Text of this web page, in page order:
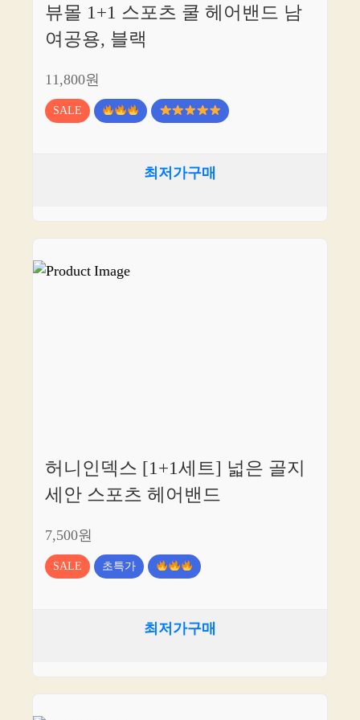
뷰몰 1+1 스포츠 쿨 헤어밴드 남
여공용, 블랙
11,800원
SALE
최저가구매
허니인덱스 [1+1세트] 넓은 골지
세안 스포츠 헤어밴드
7,500원
SALE 초특가
최저가구매